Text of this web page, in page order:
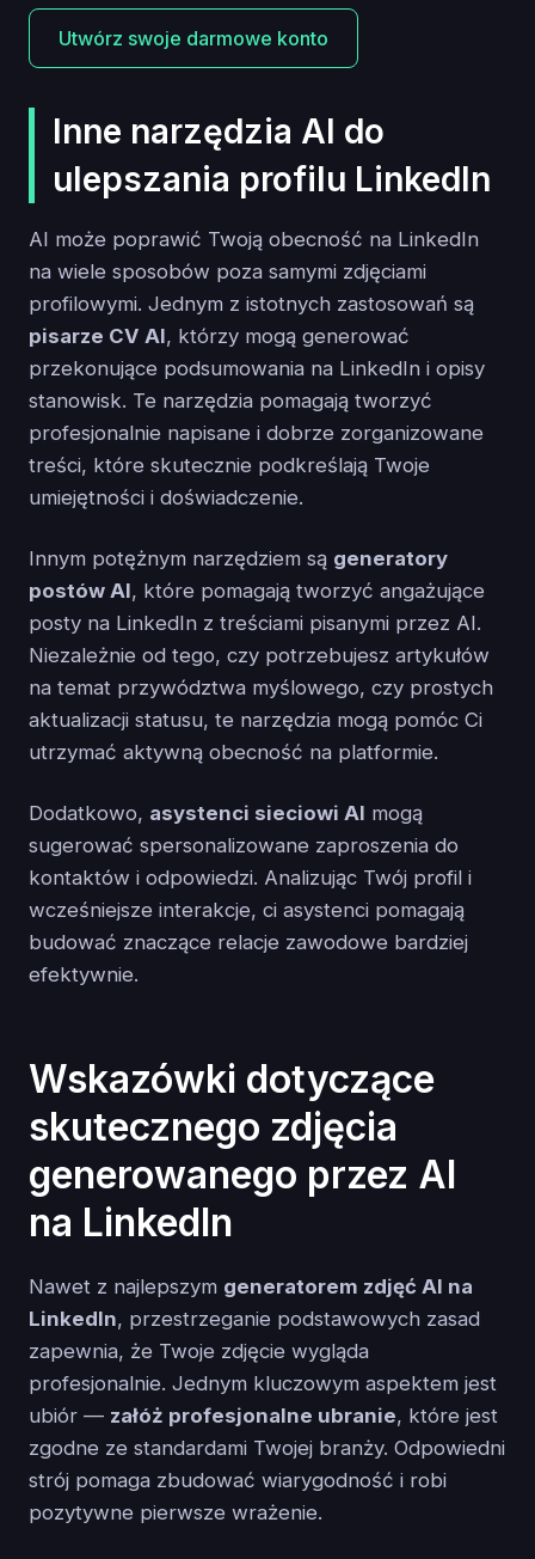
Utwórz swoje darmowe konto
Inne narzędzia AI do
ulepszania profilu LinkedIn
AI może poprawić Twoją obecność na LinkedIn
na wiele sposobów poza samymi zdjęciami
profilowymi. Jednym z istotnych zastosowań są
pisarze CV AI, którzy mogą generować
przekonujące podsumowania na LinkedIn i opisy
stanowisk. Te narzędzia pomagają tworzyć
profesjonalnie napisane i dobrze zorganizowane
treści, które skutecznie podkreślają Twoje
umiejętności i doświadczenie.
Innym potężnym narzędziem są generatory
postów AI, które pomagają tworzyć angażujące
posty na LinkedIn z treściami pisanymi przez AI.
Niezależnie od tego, czy potrzebujesz artykułów
na temat przywództwa myślowego, czy prostych
aktualizacji statusu, te narzędzia mogą pomóc Ci
utrzymać aktywną obecność na platformie.
Dodatkowo, asystenci sieciowi AI mogą
sugerować spersonalizowane zaproszenia do
kontaktów i odpowiedzi. Analizując Twój profil i
wcześniejsze interakcje, ci asystenci pomagają
budować znaczące relacje zawodowe bardziej
efektywnie.
Wskazówki dotyczące
skutecznego zdjęcia
generowanego przez AI
na LinkedIn
Nawet z najlepszym generatorem zdjęć AI na
LinkedIn, przestrzeganie podstawowych zasad
zapewnia, że Twoje zdjęcie wygląda
profesjonalnie. Jednym kluczowym aspektem jest
ubiór — załóż profesjonalne ubranie, które jest
zgodne ze standardami Twojej branży. Odpowiedni
strój pomaga zbudować wiarygodność i robi
pozytywne pierwsze wrażenie.